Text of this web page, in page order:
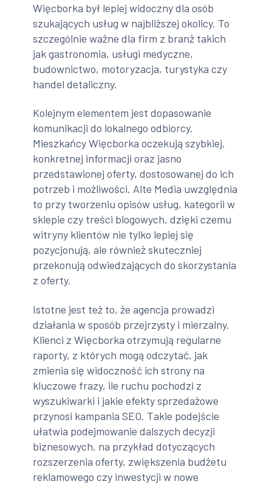
Więcborka był lepiej widoczny dla osób
szukających usług w najbliższej okolicy. To
szczególnie ważne dla firm z branż takich
jak gastronomia, usługi medyczne,
budownictwo, motoryzacja, turystyka czy
handel detaliczny.
Kolejnym elementem jest dopasowanie
komunikacji do lokalnego odbiorcy.
Mieszkańcy Więcborka oczekują szybkiej,
konkretnej informacji oraz jasno
przedstawionej oferty, dostosowanej do ich
potrzeb i możliwości. Alte Media uwzględnia
to przy tworzeniu opisów usług, kategorii w
sklepie czy treści blogowych, dzięki czemu
witryny klientów nie tylko lepiej się
pozycjonują, ale również skuteczniej
przekonują odwiedzających do skorzystania
z oferty.
Istotne jest też to, że agencja prowadzi
działania w sposób przejrzysty i mierzalny.
Klienci z Więcborka otrzymują regularne
raporty, z których mogą odczytać, jak
zmienia się widoczność ich strony na
kluczowe frazy, ile ruchu pochodzi z
wyszukiwarki i jakie efekty sprzedażowe
przynosi kampania SEO. Takie podejście
ułatwia podejmowanie dalszych decyzji
biznesowych, na przykład dotyczących
rozszerzenia oferty, zwiększenia budżetu
reklamowego czy inwestycji w nowe